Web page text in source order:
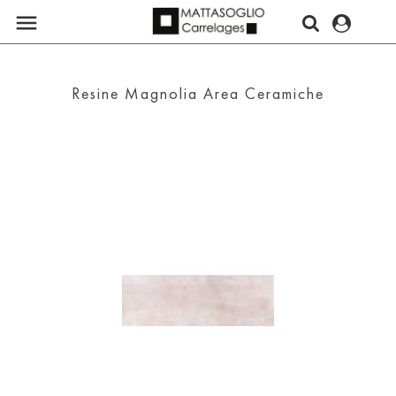

Resine Magnolia Area Ceramiche